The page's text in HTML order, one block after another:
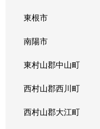
東根市
南陽市
東村山郡中山町
西村山郡西川町
西村山郡大江町